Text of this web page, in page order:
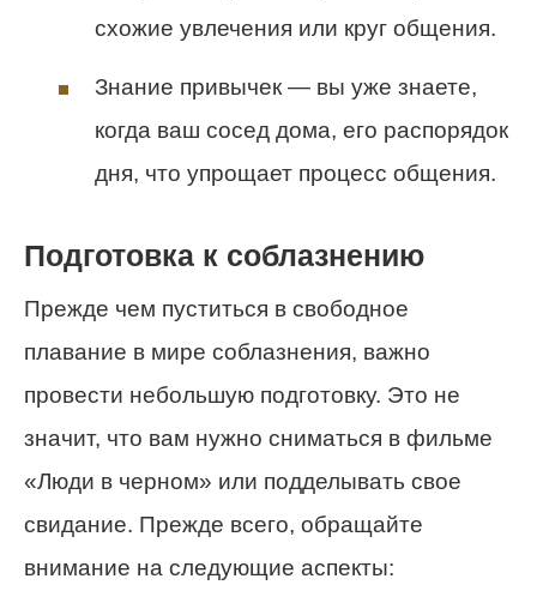
схожие увлечения или круг общения.
Знание привычек — вы уже знаете,
когда ваш сосед дома, его распорядок
дня, что упрощает процесс общения.
Подготовка к соблазнению
Прежде чем пуститься в свободное
плавание в мире соблазнения, важно
провести небольшую подготовку. Это не
значит, что вам нужно сниматься в фильме
«Люди в черном» или подделывать свое
свидание. Прежде всего, обращайте
внимание на следующие аспекты: